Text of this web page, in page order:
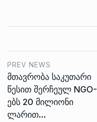
PREV NEWS
მთავრობა საკუთარი
წესით შერჩეულ NGO-
ებს 20 მილიონი
ლარით…